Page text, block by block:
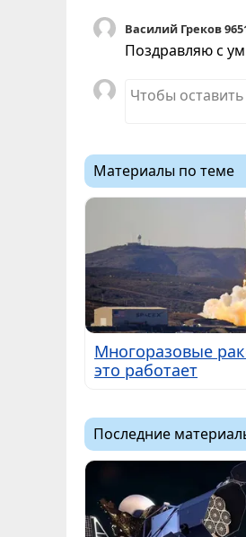
Василий Греков
Поздравляю с
Чтобы
Материалы по теме
Многоразовые
это работает
Последние